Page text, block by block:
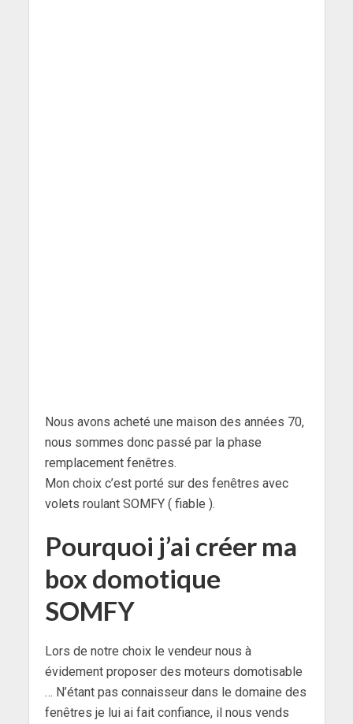
Nous avons acheté une maison des années 70,
nous sommes donc passé par la phase
remplacement fenêtres.
Mon choix c’est porté sur des fenêtres avec
volets roulant SOMFY ( fiable ).
Pourquoi j’ai créer ma
box domotique
SOMFY
Lors de notre choix le vendeur nous à
évidement proposer des moteurs domotisable
… N’étant pas connaisseur dans le domaine des
fenêtres je lui ai fait confiance, il nous vends